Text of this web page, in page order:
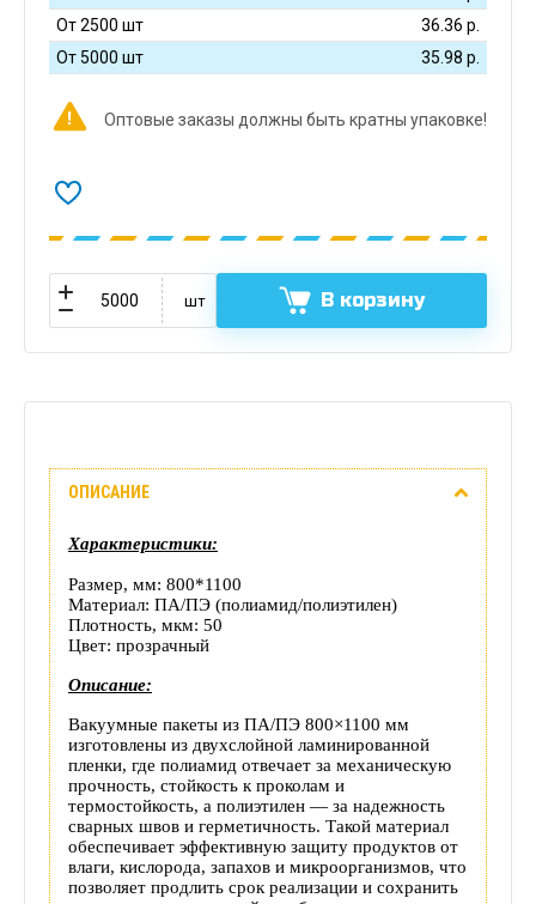
От 2500 шт
36.36 р.
От 5000 шт
35.98 р.
Оптовые заказы должны быть кратны упаковке!
шт В корзину
Отзывы
(0)
Доставка
этого
товара
ОПИСАНИЕ
Характеристики:
Размер, мм: 800*1100
Материал: ПА/ПЭ (полиамид/полиэтилен)
Плотность, мкм: 50
Цвет: прозрачный
Описание:
Вакуумные пакеты из ПА/ПЭ 800×1100 мм
изготовлены из двухслойной ламинированной
пленки, где полиамид отвечает за механическую
прочность, стойкость к проколам и
термостойкость, а полиэтилен — за надежность
сварных швов и герметичность. Такой материал
обеспечивает эффективную защиту продуктов от
влаги, кислорода, запахов и микроорганизмов, что
позволяет продлить срок реализации и сохранить